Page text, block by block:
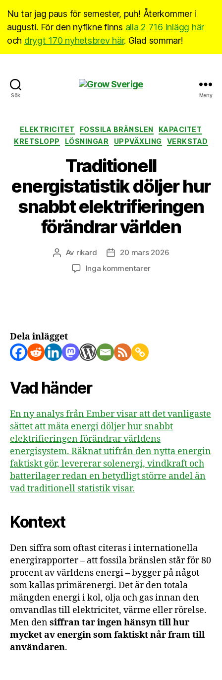
Nu tar jag paus för semester, puh! Återkommer i
augusti. För den nyfikne finns alla 2 716 inlägg här
och drygt 170 nyhetsbrev här. Glad sommar!
Sök Meny
Kategorier
ELEKTRICITET FOSSILA BRÄNSLEN
KAPACITET
KRETSLOPP
LÖSNINGAR UPPVÄXLING VERKSTAD
Traditionell
energistatistik döljer hur
snabbt elektrifieringen
förändrar världen
Inläggsförfattare
Av rikard Inläggsdatum
20 mars 2026
Inga kommentarertill
Dela inlägget
Vad händer
En ny analys från Ember visar att det vanligaste
sättet att mäta energi döljer hur snabbt
elektrifieringen förändrar världens
energisystem. Räknat utifrån den nytta energin
faktiskt gör, levererar solenergi, vindkraft och
batterilager redan en betydligt större andel än
vad traditionell statistik visar.
Kontext
Den siffra som oftast citeras i internationella
energirapporter – att fossila bränslen står för 80
procent av världens energi – bygger på något
som kallas primärenergi. Det är den totala
mängden energi i kol, olja och gas innan den
omvandlas till elektricitet, värme eller rörelse.
Men densiffran tar ingen hänsyn till hur
mycket av energin som faktiskt når fram till
användaren.